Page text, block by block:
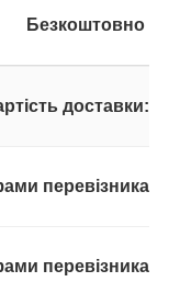
Безкоштовно
доставки:
перевізника
перевізника